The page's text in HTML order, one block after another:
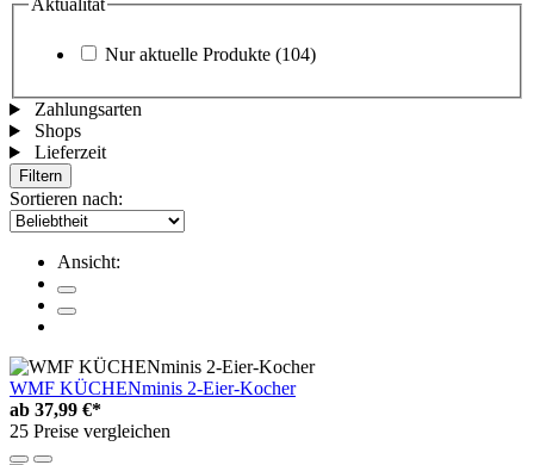
Aktualität
Nur aktuelle Produkte (104)
Zahlungsarten
Shops
Lieferzeit
Filtern
Sortieren nach:
Ansicht:
WMF KÜCHENminis 2-Eier-Kocher
ab 37,99 €*
25 Preise vergleichen